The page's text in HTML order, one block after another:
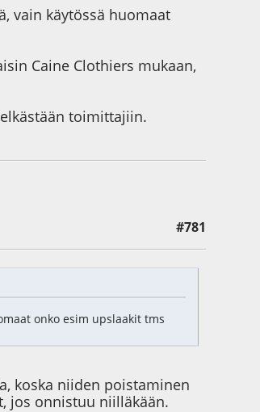
vain käytössä huomaat
Caine Clothiers mukaan,
toimittajiin.
#781
onko esim upslaakit tms
koska niiden poistaminen
jos onnistuu niilläkään.